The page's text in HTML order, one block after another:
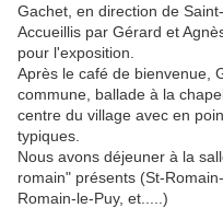
Gachet, en direction de
Accueillis par Gérard et
pour l'exposition.
Après le café de bienvenue,
commune, ballade à la
centre du village avec en
typiques.
Nous avons déjeuner à la
romain" présents (St-
Romain-le-Puy, et.....)